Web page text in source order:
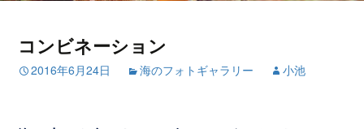
コンビネーション
2016年6月24日 海のフォトギャラリー 小池